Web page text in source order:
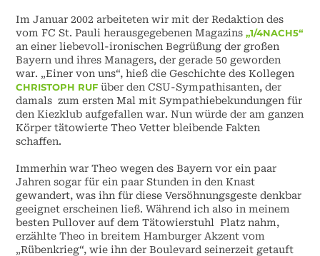
Im Januar 2002 arbeiteten wir mit der Redaktion des
vom FC St. Pauli herausgegebenen Magazins„1/4NACH5“
an einer liebevoll-ironischen Begrüßung der großen
Bayern und ihres Managers, der gerade 50 geworden
war. „Einer von uns“, hieß die Geschichte des Kollegen
CHRISTOPH RUF über den CSU-Sympathisanten, der
damals zum ersten Mal mit Sympathiebekundungen für
den Kiezklub aufgefallen war. Nun würde der am ganzen
Körper tätowierte Theo Vetter bleibende Fakten
schaffen.
Immerhin war Theo wegen des Bayern vor ein paar
Jahren sogar für ein paar Stunden in den Knast
gewandert, was ihn für diese Versöhnungsgeste denkbar
geeignet erscheinen ließ. Während ich also in meinem
besten Pullover auf dem Tätowierstuhl Platz nahm,
erzählte Theo in breitem Hamburger Akzent vom
„Rübenkrieg“, wie ihn der Boulevard seinerzeit getauft